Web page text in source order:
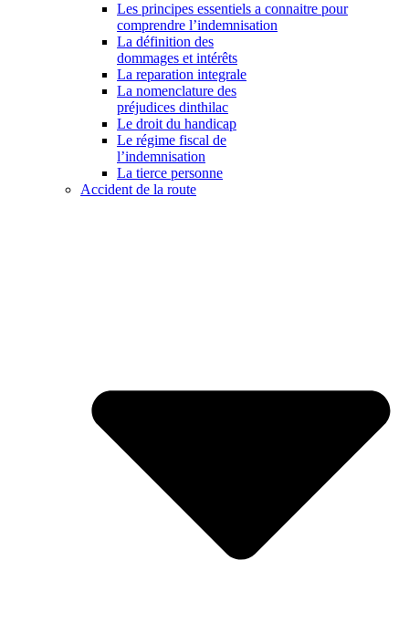
Les principes essentiels a connaitre pour
comprendre l’indemnisation
La définition des
dommages et intérêts
La reparation integrale
La nomenclature des
préjudices dinthilac
Le droit du handicap
Le régime fiscal de
l’indemnisation
La tierce personne
Accident de la route